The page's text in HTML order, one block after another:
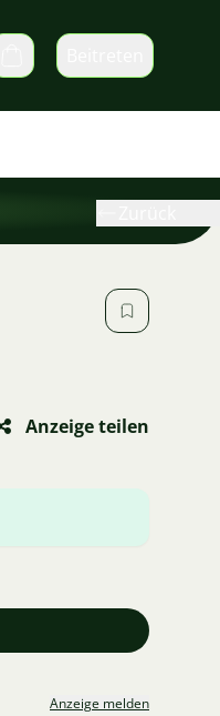
Warenkorb
Anzeige teilen
Anzeige melden